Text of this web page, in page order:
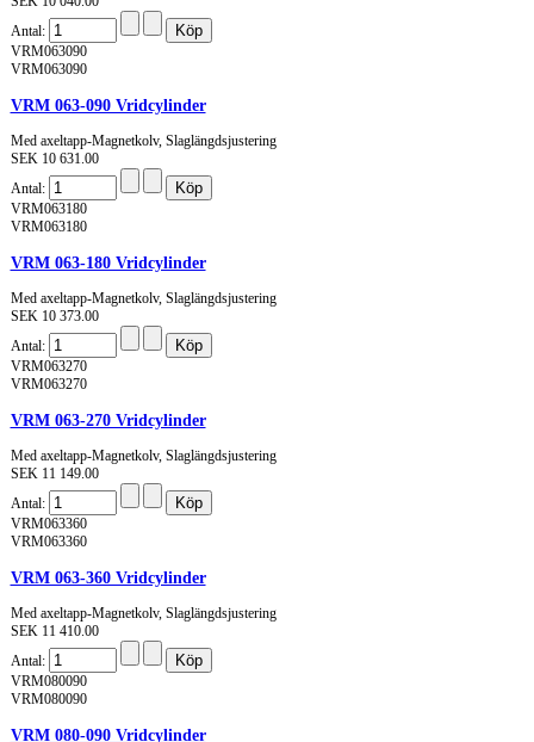
Antal:
VRM063090
VRM063090
VRM 063-090 Vridcylinder
Med axeltapp-Magnetkolv, Slaglängdsjustering
SEK 10 631.00
Antal:
VRM063180
VRM063180
VRM 063-180 Vridcylinder
Med axeltapp-Magnetkolv, Slaglängdsjustering
SEK 10 373.00
Antal:
VRM063270
VRM063270
VRM 063-270 Vridcylinder
Med axeltapp-Magnetkolv, Slaglängdsjustering
SEK 11 149.00
Antal:
VRM063360
VRM063360
VRM 063-360 Vridcylinder
Med axeltapp-Magnetkolv, Slaglängdsjustering
SEK 11 410.00
Antal:
VRM080090
VRM080090
VRM 080-090 Vridcylinder